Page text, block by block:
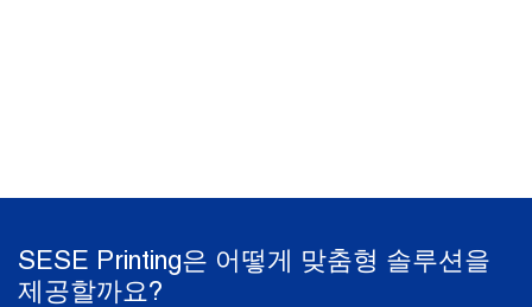
SESE Printing은 어떻게 맞춤형 솔루션을
제공할까요?